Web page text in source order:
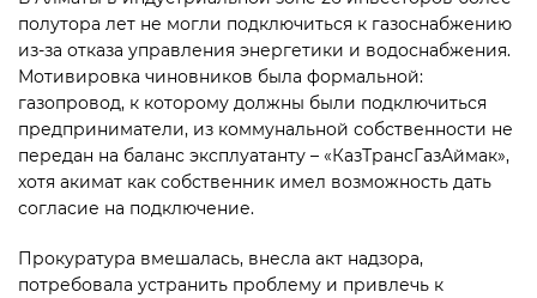
полутора лет не могли подключиться к газоснабжению
из-за отказа управления энергетики и водоснабжения.
Мотивировка чиновников была формальной:
газопровод, к которому должны были подключиться
предприниматели, из коммунальной собственности не
передан на баланс эксплуатанту – «КазТранс­ГазАймак»,
хотя акимат как собственник имел возможность дать
согласие на подключение.
Прокуратура вмешалась, внесла акт надзора,
потребовала устранить проблему и привлечь к